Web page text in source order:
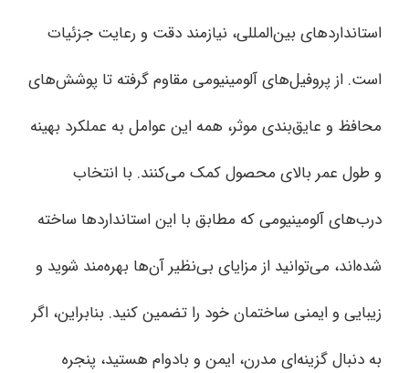
استانداردهای بین‌المللی، نیازمند دقت و رعایت جزئیات
است. از پروفیل‌های آلومینیومی مقاوم گرفته تا پوشش‌های
محافظ و عایق‌بندی موثر، همه این عوامل به عملکرد بهینه
و طول عمر بالای محصول کمک می‌کنند. با انتخاب
درب‌های آلومینیومی که مطابق با این استانداردها ساخته
شده‌اند، می‌توانید از مزایای بی‌نظیر آن‌ها بهره‌مند شوید و
زیبایی و ایمنی ساختمان خود را تضمین کنید. بنابراین، اگر
به دنبال گزینه‌ای مدرن، ایمن و بادوام هستید، پنجره